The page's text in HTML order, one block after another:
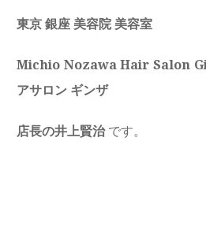
東京 銀座 美容院 美容室
Michio Nozawa Hair Salon
アサロン ギンザ
店長の井上賢治 です。